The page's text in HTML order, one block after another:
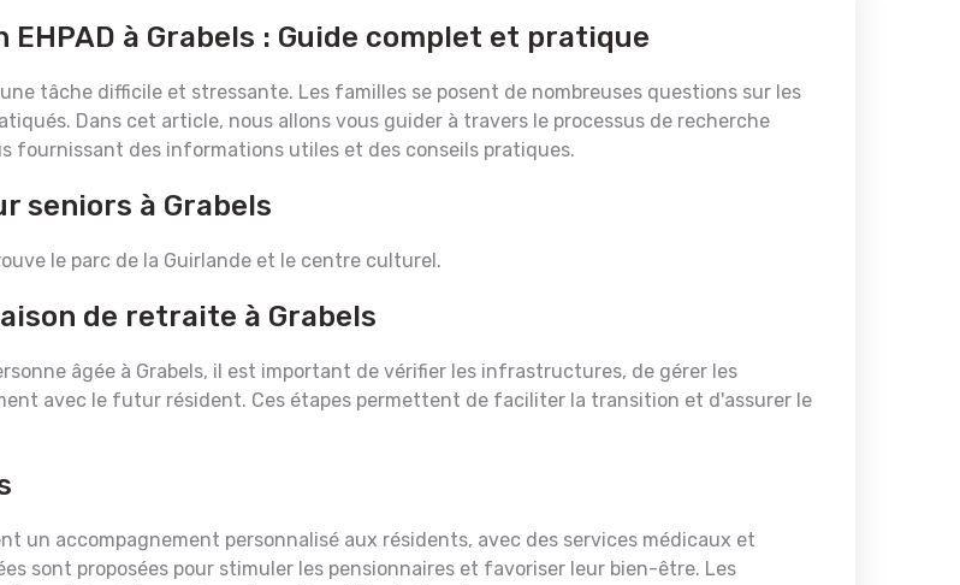
à Grabels : Guide complet et pratique
tâche difficile et stressante. Les familles se posent de nombreuses questions sur les
Dans cet article, nous allons vous guider à travers le processus de recherche
fournissant des informations utiles et des conseils pratiques.
seniors à Grabels
le parc de la Guirlande et le centre culturel.
de retraite à Grabels
âgée à Grabels, il est important de vérifier les infrastructures, de gérer les
avec le futur résident. Ces étapes permettent de faciliter la transition et d'assurer le
un accompagnement personnalisé aux résidents, avec des services médicaux et
sont proposées pour stimuler les pensionnaires et favoriser leur bien-être. Les